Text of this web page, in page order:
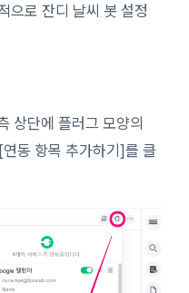
으로 잔디 날씨 봇 설정
상단에 플러그 모양의
동 항목 추가하기]를 클